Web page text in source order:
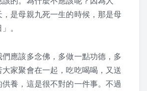
程照片
程照片
課照片 – 6月後
課照片 – 6月前
，是母親九死一生的時候，那是母
。
應該多念佛，多做一點功德，多
家聚會在一起，吃吃喝喝，又送
養，這是很不對的一件事。不過